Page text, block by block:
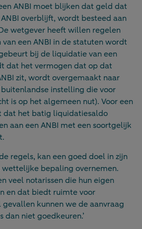
ANBI moet blijken dat geld dat
overblijft, wordt besteed aan
wetgever heeft willen regelen
een ANBI in de statuten wordt
bij de liquidatie van een
dat het vermogen dat op dat
zit, wordt overgemaakt naar
buitenlandse instelling die voor
is op het algemeen nut). Voor een
dat het batig liquidatiesaldo
aan een ANBI met een soortgelijk
regels, kan een goed doel in zijn
bepaling overnemen.
veel notarissen die hun eigen
en dat biedt ruimte voor
kunnen we de aanvraag
dan niet goedkeuren.’